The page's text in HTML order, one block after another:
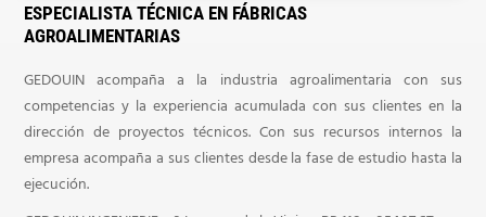
ESPECIALISTA TÉCNICA EN FÁBRICAS
AGROALIMENTARIAS
GEDOUIN acompaña a la industria agroalimentaria con sus
competencias y la experiencia acumulada con sus clientes en la
dirección de proyectos técnicos. Con sus recursos internos la
empresa acompaña a sus clientes desde la fase de estudio hasta la
ejecución.